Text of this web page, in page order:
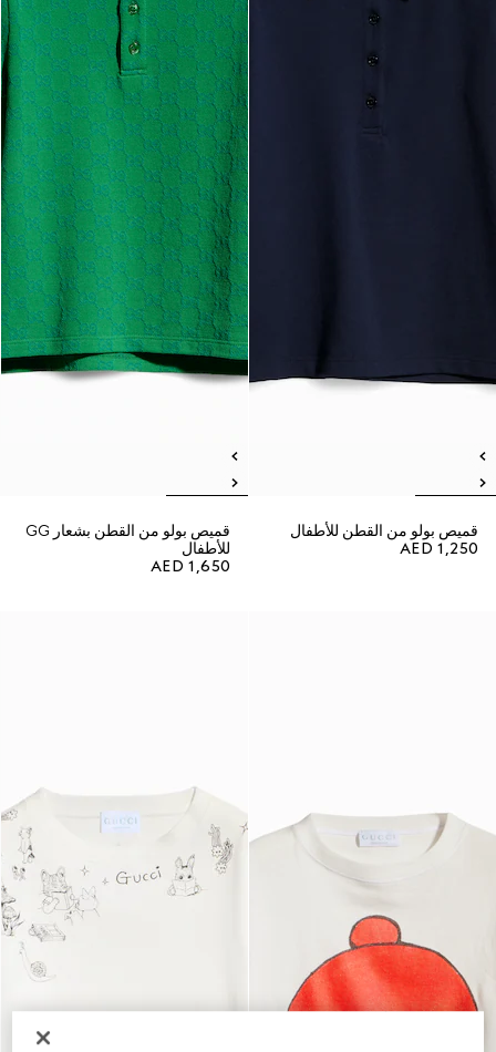
قميص بولو من القطن للأطفال
AED 1,250
قميص بولو من القطن بشعار GG
للأطفال
AED 1,650